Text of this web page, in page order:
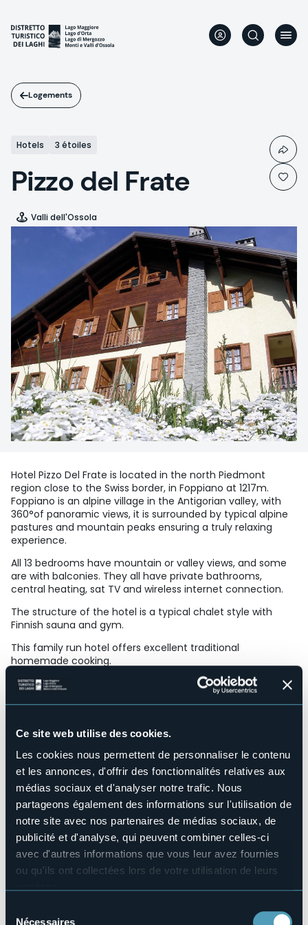
Ce site web utilise des cookies.
Les cookies nous permettent de personnaliser le contenu
et les annonces, d'offrir des fonctionnalités relatives aux
médias sociaux et d'analyser notre trafic. Nous
partageons également des informations sur l'utilisation de
notre site avec nos partenaires de médias sociaux, de
publicité et d'analyse, qui peuvent combiner celles-ci
avec d'autres informations que vous leur avez fournies
ou qu'ils ont collectées lors de votre utilisation de leurs
manière de les gérer et de les supprimer,
cliquez ici
Nécessaires
contenu
principal
Logements
Hotels 3 étoiles
Pizzo del Frate
Valli dell'Ossola
Hotel Pizzo Del Frate is located in the north Piedmont
region close to the Swiss border, in Foppiano at 1217m.
Foppiano is an alpine village in the Antigorian valley, with
360°of panoramic views, it is surrounded by typical alpine
pastures and mountain peaks ensuring a truly relaxing
experience.
All 13 bedrooms have mountain or valley views, and some
are with balconies. They all have private bathrooms,
central heating, sat TV and wireless internet connection.
The structure of the hotel is a typical chalet style with
Finnish sauna and gym.
This family run hotel offers excellent traditional
homemade cooking.
Structure pour handicapés
No
Wellness
Salles de conférences
No
Piscine
No
Animaux acceptés
Sì
Nombres de chambres
13
Nombres de lits
info@pizzodelfrate.it